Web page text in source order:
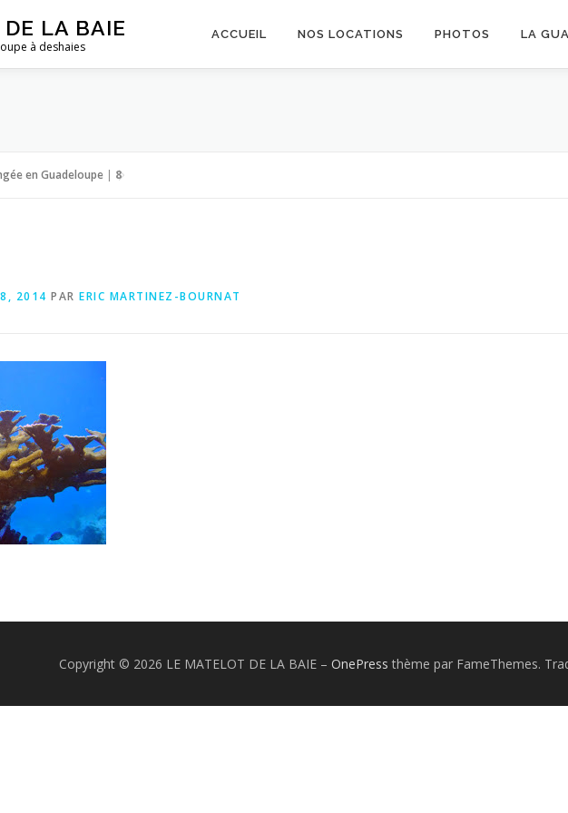
LA BAIE
à deshaies
ACCUEIL NOS LOCATIONS PHOTOS LA
en Guadeloupe | 8
2014 PAR ERIC MARTINEZ-BOURNAT
Copyright © 2026 LE MATELOT DE LA BAIE – OnePress thème par FameThemes.